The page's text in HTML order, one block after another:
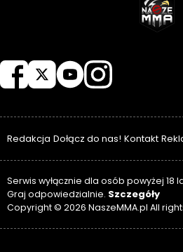
Redakcja Dołącz do nas! Kontakt
Serwis wyłącznie dla osób powyżej 18
Graj odpowiedzialnie. Szczegóły
Copyright © 2026 NaszeMMA.pl All